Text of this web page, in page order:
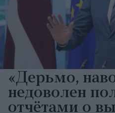
«Дерьмо,
недоволен
отчётами о